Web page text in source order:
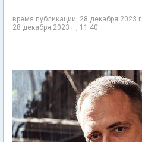
время публикации: 28 декабря 2023
28 декабря 2023 г., 11:40